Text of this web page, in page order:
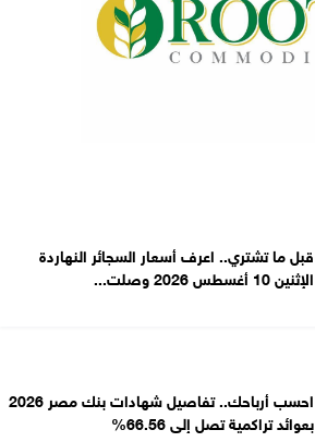
قبل ما تشتري.. اعرف أسعار السجائر النهاردة
الإثنين 10 أغسطس 2026 وصلت...
احسب أرباحك.. تفاصيل شهادات بنك مصر 2026
بعوائد تراكمية تصل إلى 66.56%